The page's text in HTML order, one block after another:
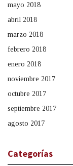
mayo 2018
abril 2018
marzo 2018
febrero 2018
enero 2018
noviembre 2017
octubre 2017
septiembre 2017
agosto 2017
Categorías